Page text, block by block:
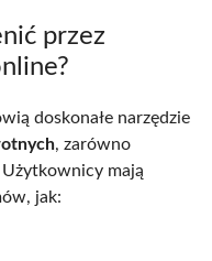
przez
doskonałe narzędzie
, zarówno
mają
jak: